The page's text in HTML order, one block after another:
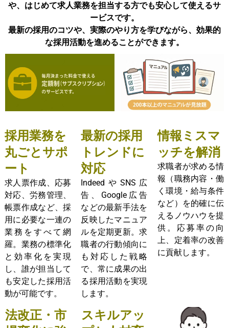
や、はじめて求人業務を担当する方でも安心して使えるサ
ービスです。
最新の採用のコツや、実際のやり方を学びながら、効果的
な採用活動を進めることができます。
採用業務を
丸ごとサポ
ート
求人票作成、応募
対応、労務管理、
帳票作成など、採
用に必要な一連の
業務をすべて網
羅。業務の標準化
と効率化を実現
し、誰が担当して
も安定した採用活
動が可能です。
最新の採用
トレンドに
対応
IndeedやSNS広
告、Google広告
などの最新手法を
反映したマニュア
ルを定期更新。求
職者の行動傾向に
も対応した戦略
で、常に成果の出
る採用活動を実現
します。
情報ミスマ
ッチを解消
求職者が求める情
報（職務内容・働
く環境・給与条件
など）を的確に伝
えるノウハウを提
供。応募率の向
上、定着率の改善
に貢献します。
法改正・市
スキルアッ